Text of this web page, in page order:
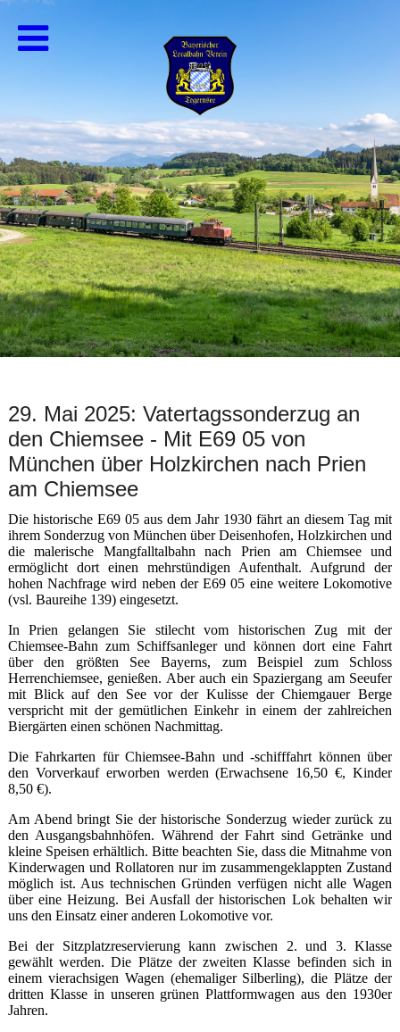
29. Mai 2025: Vatertagssonderzug an
den Chiemsee - Mit E69 05 von
München über Holzkirchen nach Prien
am Chiemsee
Die historische E69 05 aus dem Jahr 1930 fährt an diesem Tag mit
ihrem Sonderzug von München über Deisenhofen, Holzkirchen und
die malerische Mangfalltalbahn nach Prien am Chiemsee und
ermöglicht dort einen mehrstündigen Aufenthalt. Aufgrund der
hohen Nachfrage wird neben der E69 05 eine weitere Lokomotive
(vsl. Baureihe 139) eingesetzt.
In Prien gelangen Sie stilecht vom historischen Zug mit der
Chiemsee-Bahn zum Schiffsanleger und können dort eine Fahrt
über den größten See Bayerns, zum Beispiel zum Schloss
Herrenchiemsee, genießen. Aber auch ein Spaziergang am Seeufer
mit Blick auf den See vor der Kulisse der Chiemgauer Berge
verspricht mit der gemütlichen Einkehr in einem der zahlreichen
Biergärten einen schönen Nachmittag.
Die Fahrkarten für Chiemsee-Bahn und -schifffahrt können über
den Vorverkauf erworben werden (Erwachsene 16,50 €, Kinder
8,50 €).
Am Abend bringt Sie der historische Sonderzug wieder zurück zu
den Ausgangsbahnhöfen. Während der Fahrt sind Getränke und
kleine Speisen erhältlich. Bitte beachten Sie, dass die Mitnahme von
Kinderwagen und Rollatoren nur im zusammengeklappten Zustand
möglich ist. Aus technischen Gründen verfügen nicht alle Wagen
über eine Heizung. Bei Ausfall der historischen Lok behalten wir
uns den Einsatz einer anderen Lokomotive vor.
Bei der Sitzplatzreservierung kann zwischen 2. und 3. Klasse
gewählt werden. Die Plätze der zweiten Klasse befinden sich in
einem vierachsigen Wagen (ehemaliger Silberling), die Plätze der
dritten Klasse in unseren grünen Plattformwagen aus den 1930er
Jahren.